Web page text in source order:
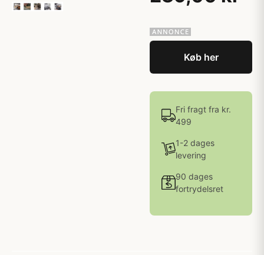
Køb her
Fri fragt fra kr.
499
1-2 dages
levering
90 dages
fortrydelsret